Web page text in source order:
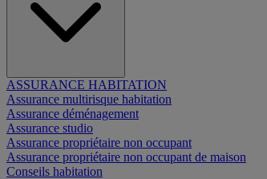
ASSURANCE HABITATION
Assurance multirisque habitation
Assurance déménagement
Assurance studio
Assurance propriétaire non occupant
Assurance propriétaire non occupant de maison
Conseils habitation